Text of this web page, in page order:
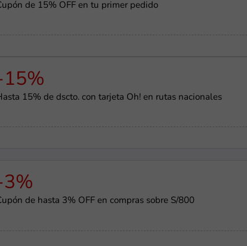
de 15% OFF en tu primer pedido
15%
15% de dscto. con tarjeta Oh! en rutas nacionales
3%
de hasta 3% OFF en compras sobre S/800